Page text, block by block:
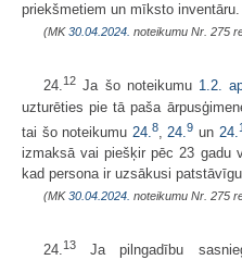
priekšmetiem un mīksto inventāru.
(MK30.04.2024. noteikumu Nr. 275
24.12 Ja šo noteikumu 1.2.
uzturēties pie tā paša
tai šo noteikumu 24. 8, 24.9 un 24.
izmaksā vai piešķir pēc 23 gadu
kad persona ir uzsākusi
(MK30.04.2024. noteikumu Nr. 275
24.13
Ja pilngadību